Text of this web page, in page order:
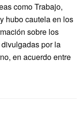
como Trabajo,
hubo cautela en los
sobre los
por la
en acuerdo entre